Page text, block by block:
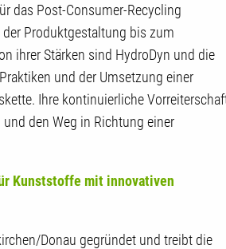
das Post-Consumer-Recycling
Produktgestaltung bis zum
ihrer Stärken sind HydroDyn und die
und der Umsetzung einer
Ihre kontinuierliche
den Weg in Richtung einer
Kunststoffe mit innovativen
Donau gegründet und treibt die